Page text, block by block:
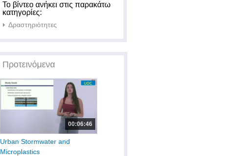
Το βίντεο ανήκει στις παρακάτω
κατηγορίες:
Δραστηριότητες
Προτεινόμενα
00:06:46
Urban Stormwater and
Microplastics